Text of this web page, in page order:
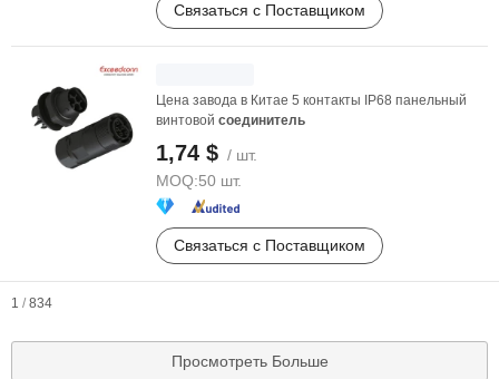
Связаться с Поставщиком
Цена завода в Китае 5 контакты IP68 панельный
винтовой соединитель
1,74 $ / шт.
MOQ:50 шт.
Связаться с Поставщиком
1 / 834
Просмотреть Больше